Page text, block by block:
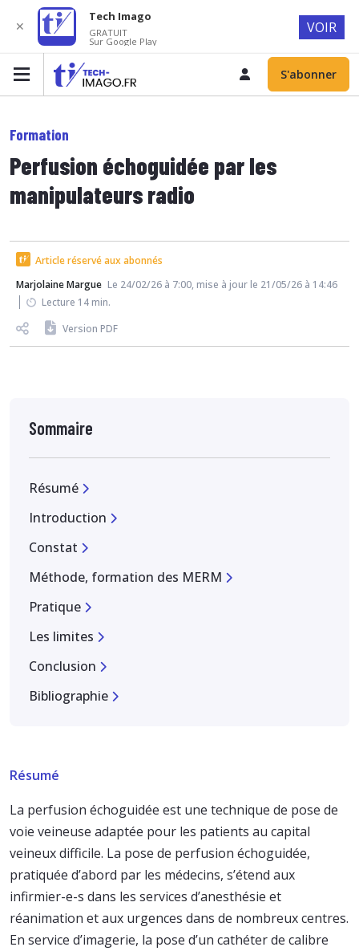
S'abonner
Formation
Perfusion échoguidée par les
manipulateurs radio
Article réservé aux abonnés
Marjolaine Margue Le 24/02/26 à 7:00, mise à jour le 21/05/26 à 14:46
Lecture 14 min.
Version PDF
Résumé
La perfusion échoguidée est une technique de pose de
voie veineuse adaptée pour les patients au capital
veineux difficile. La pose de perfusion échoguidée,
pratiquée d’abord par les médecins, s’étend aux
infirmier-e-s dans les services d’anesthésie et
réanimation et aux urgences dans de nombreux centres.
En service d’imagerie, la pose d’un cathéter de calibre
Sommaire
Résumé
Introduction
Constat
Méthode, formation des MERM
Pratique
Les limites
Conclusion
Bibliographie
✕
Tech Imago
GRATUIT
Sur Google Play
VOIR